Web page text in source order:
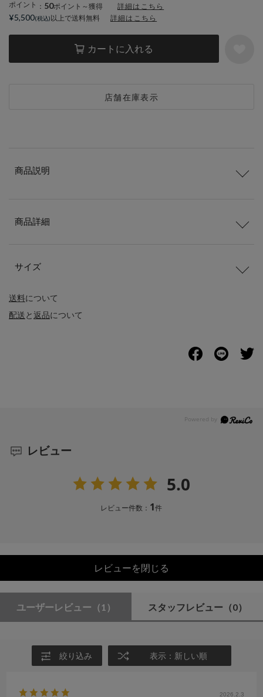
ポイント ： 50ポイント～獲得 詳細はこちら
カートに入れる
店舗在庫表示
¥5,500 以上で送料無料 詳細はこちら
送料について
配送と返品について
商品説明
商品詳細
サイズ
レビュー
5.0
レビュー件数： 1件
レビューを閉じる
ユーザーレビュー （1） スタッフレビュー （0）
絞り込み 表示：新しい順
2026.2.3